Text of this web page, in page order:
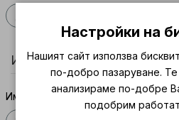
Информация за продукта
Име на продукта
Настройки на
Нашият сайт използва
по-добро пазаруване.
анализираме по-добре
подобрим